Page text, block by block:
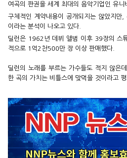
여곡의 판권을 세계 최대의 음악기업인 유니
구체적인 계약내용이 공개되지는 않았지만
이라는 분석이 나오고 있다.
딜런은 1962년 데뷔 앨범 이후 39장의 스
적으로 1억2천500만 장 이상 판매했다.
딜런의 노래를 부르는 가수들도 적지 않은
한 곡의 가치는 비틀스에 맞먹을 것이라고 평